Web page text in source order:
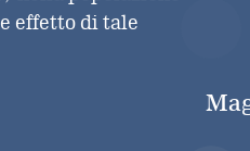
effetto di tale